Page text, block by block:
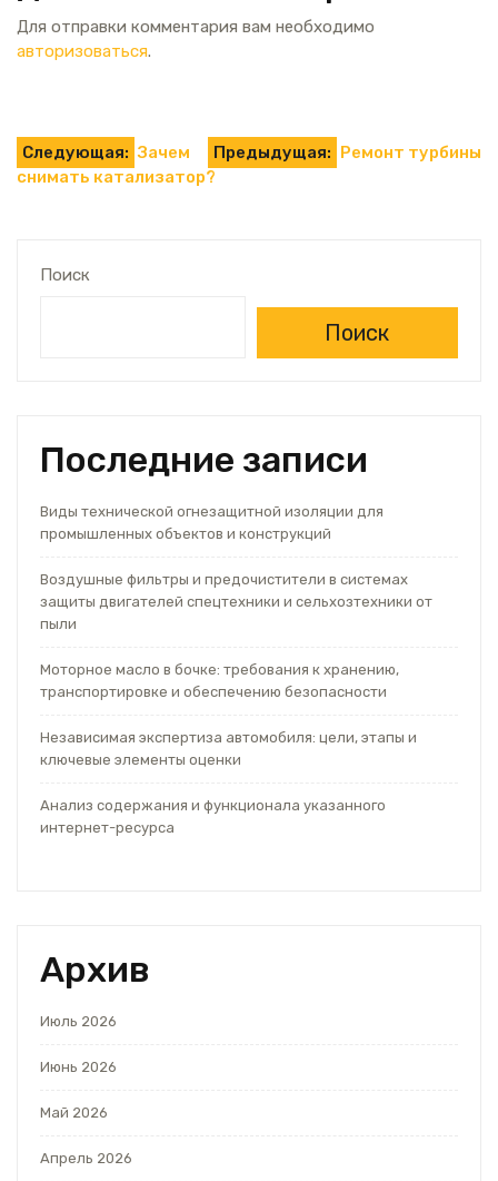
Для отправки комментария вам необходимо
авторизоваться.
Навигация
Предыдущая: Ремонт турбины
Следующая: Зачем
снимать катализатор?
Поиск
Поиск
Последние записи
Виды технической огнезащитной изоляции для
промышленных объектов и конструкций
Воздушные фильтры и предочистители в системах
защиты двигателей спецтехники и сельхозтехники от
пыли
Моторное масло в бочке: требования к хранению,
транспортировке и обеспечению безопасности
Независимая экспертиза автомобиля: цели, этапы и
ключевые элементы оценки
Анализ содержания и функционала указанного
интернет-ресурса
Архив
Июль 2026
Июнь 2026
Май 2026
Апрель 2026